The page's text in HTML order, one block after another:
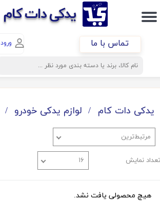
​​یدکی دات کام
ورود
حساب کاربری من
تغییر گذر واژه
سفارشات
خروج از حساب کاربری
تماس با ما
یدکی دات کام لوازم یدکی خودرو
مرتبط‌ترین
تعداد نمایش ۱۶
هیچ محصولی یافت نشد.